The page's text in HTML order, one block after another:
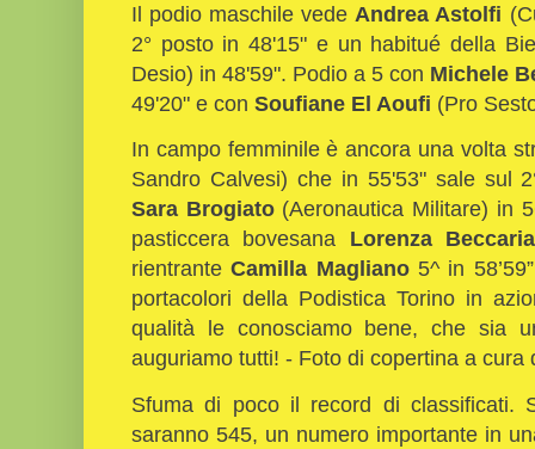
Il podio maschile vedeAndrea Astolfi
2° posto in 48'15" e un habitué della
Desio) in 48'59". Podio a 5 con Michele
49'20" e con Soufiane El Aoufi (Pro
In campo femminile è ancora una volta
Sandro Calvesi) che in 55'53" sale sul
Sara Brogiato(Aeronautica Militare) in
pasticcera bovesana Lorenza Beccaria
rientranteCamilla Magliano5^ in
portacolori della Podistica Torino in
qualità le conosciamo bene, che sia
auguriamo tutti! - Foto di copertina a cura
Sfuma di poco il record di classificati.
saranno 545, un numero importante in